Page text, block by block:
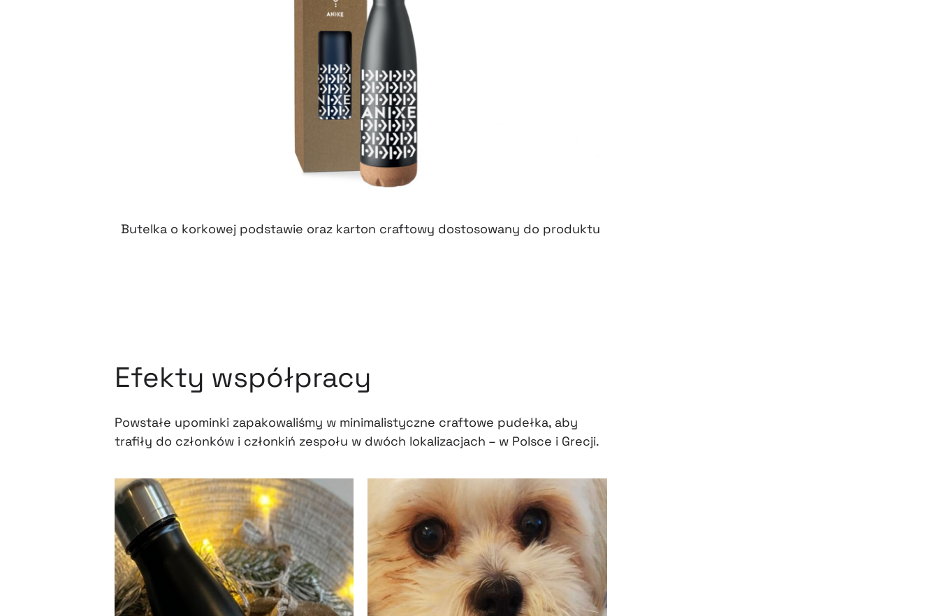
Butelka o korkowej podstawie oraz karton craftowy dostosowany do produktu
Efekty współpracy
Powstałe upominki zapakowaliśmy w minimalistyczne craftowe pudełka, aby
trafiły do członków i członkiń zespołu w dwóch lokalizacjach – w Polsce i Grecji.